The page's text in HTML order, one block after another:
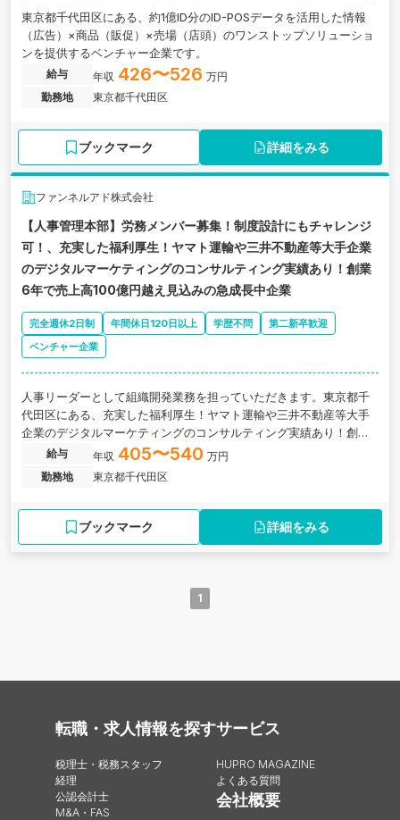
東京都千代田区にある、約1億ID分のID-POSデータを活用した情報
（広告）×商品（販促）×売場（店頭）のワンストップソリューショ
ンを提供するベンチャー企業です。
給与 年収 426〜526 万円
勤務地
東京都千代田区
ブックマーク 詳細をみる
ファンネルアド株式会社
【人事管理本部】労務メンバー募集！制度設計にもチャレンジ
可！、充実した福利厚生！ヤマト運輸や三井不動産等大手企業
のデジタルマーケティングのコンサルティング実績あり！創業
6年で売上高100億円越え見込みの急成長中企業
完全週休2日制 年間休日120日以上 学歴不問
第二新卒歓迎
ベンチャー企業
人事リーダーとして組織開発業務を担っていただきます。東京都千
代田区にある、充実した福利厚生！ヤマト運輸や三井不動産等大手
企業のデジタルマーケティングのコンサルティング実績あり！創業6
年で売上高100億円越え見込みの急成長中企業の求人です。
給与 年収 405〜540 万円
勤務地
東京都千代田区
ブックマーク 詳細をみる
1
転職・求人情報を探す
税理士・税務スタッフ
経理
公認会計士
M&A・FAS
サービス
HUPRO MAGAZINE
よくある質問
会社概要